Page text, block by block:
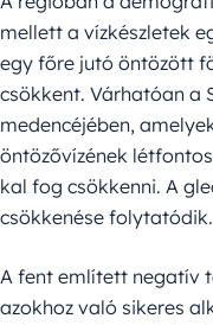
mellett a vízkészletek
egy főre jutó öntözött
csökkent. Várhatóan a
medencéjében,
öntözővízének
kal fog csökkenni. A
csökkenése folytatódik.
A fent említett negatív
azokhoz való sikeres